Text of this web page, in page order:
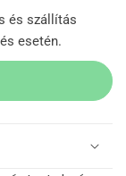
és szállítás
esetén.